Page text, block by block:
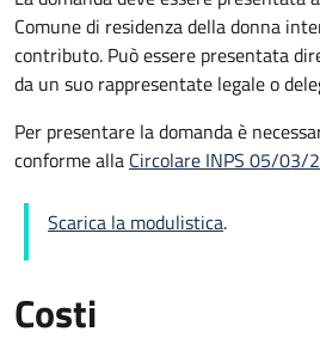
Comune di residenza della donna
contributo. Può essere presentata
da un suo rappresentate legale o
Per presentare la domanda è
conforme alla Circolare INPS 05/03/
Scarica la modulistica.
Costi